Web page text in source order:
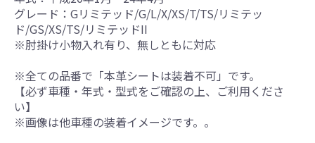
グレード：Gリミテッド/G/L/X/XS/T/TS/リミテッ
ド/GS/XS/TS/リミテッドII
※肘掛け小物入れ有り、無しともに対応
※全ての品番で「本革シートは装着不可」です。
【必ず車種・年式・型式をご確認の上、ご利用くださ
い】
※画像は他車種の装着イメージです。。